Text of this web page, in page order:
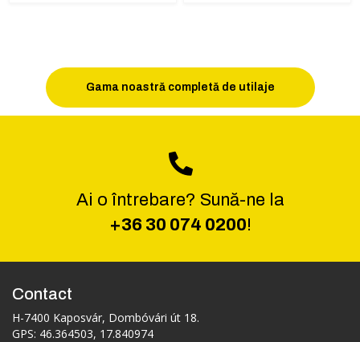
Gama noastră completă de utilaje
Ai o întrebare? Sună-ne la
+36 30 074 0200!
Contact
H-7400 Kaposvár, Dombóvári út 18.
GPS: 46.364503, 17.840974